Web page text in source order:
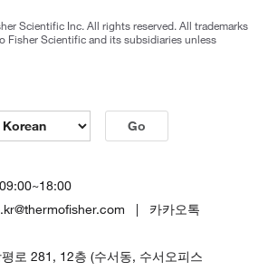
Scientific Inc. All rights reserved. All trademarks
Fisher Scientific and its subsidiaries unless
Go
| 카카오톡
로 281, 12층 (수서동, 수서오피스